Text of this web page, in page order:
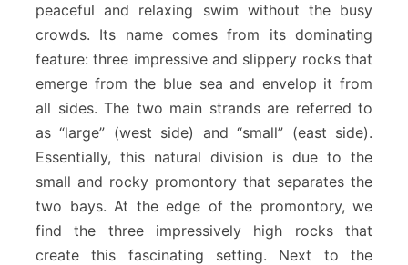
peaceful and relaxing swim without the busy
crowds. Its name comes from its dominating
feature: three impressive and slippery rocks that
emerge from the blue sea and envelop it from
all sides. The two main strands are referred to
as “large” (west side) and “small” (east side).
Essentially, this natural division is due to the
small and rocky promontory that separates the
two bays. At the edge of the promontory, we
find the three impressively high rocks that
create this fascinating setting. Next to the